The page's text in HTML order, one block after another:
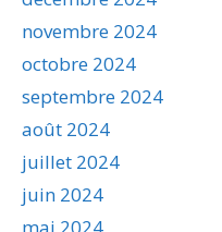
novembre 2024
octobre 2024
septembre 2024
août 2024
juillet 2024
juin 2024
mai 2024